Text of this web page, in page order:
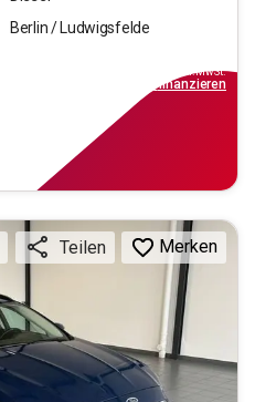
Berlin / Ludwigsfelde
inkl.MwSt.
finanzieren
Teilen Merken